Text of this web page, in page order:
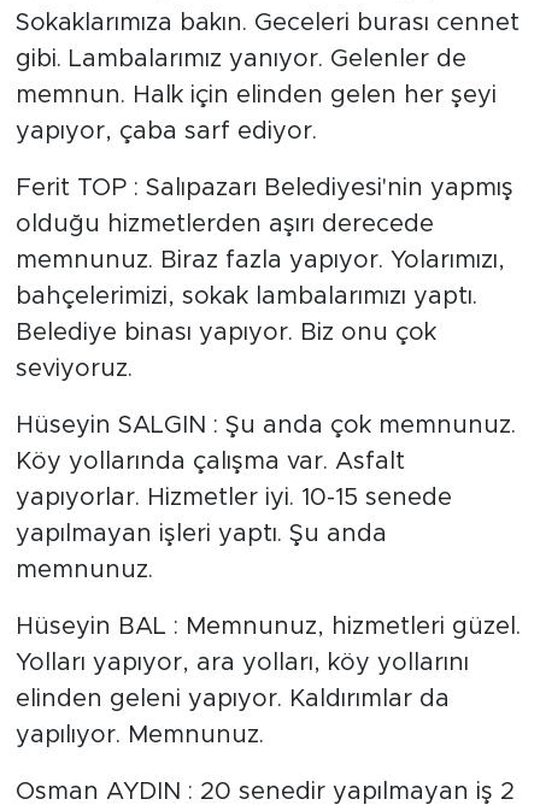
Sokaklarımıza bakın. Geceleri burası cennet
gibi. Lambalarımız yanıyor. Gelenler de
memnun. Halk için elinden gelen her şeyi
yapıyor, çaba sarf ediyor.
Ferit TOP : Salıpazarı Belediyesi'nin yapmış
olduğu hizmetlerden aşırı derecede
memnunuz. Biraz fazla yapıyor. Yolarımızı,
bahçelerimizi, sokak lambalarımızı yaptı.
Belediye binası yapıyor. Biz onu çok
seviyoruz.
Hüseyin SALGIN : Şu anda çok memnunuz.
Köy yollarında çalışma var. Asfalt
yapıyorlar. Hizmetler iyi. 10-15 senede
yapılmayan işleri yaptı. Şu anda
memnunuz.
Hüseyin BAL : Memnunuz, hizmetleri güzel.
Yolları yapıyor, ara yolları, köy yollarını
elinden geleni yapıyor. Kaldırımlar da
yapılıyor. Memnunuz.
Osman AYDIN : 20 senedir yapılmayan iş 2